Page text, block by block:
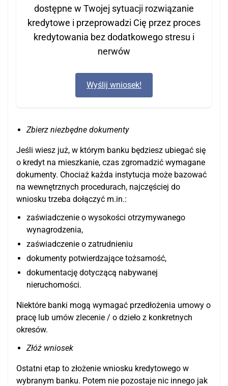
dostępne w Twojej sytuacji rozwiązanie
kredytowe i przeprowadzi Cię przez proces
kredytowania bez dodatkowego stresu i
nerwów
Wyślij wniosek!
Zbierz niezbędne dokumenty
Jeśli wiesz już, w którym banku będziesz ubiegać się
o kredyt na mieszkanie, czas zgromadzić wymagane
dokumenty. Chociaż każda instytucja może bazować
na wewnętrznych procedurach, najczęściej do
wniosku trzeba dołączyć m.in.:
zaświadczenie o wysokości otrzymywanego
wynagrodzenia,
zaświadczenie o zatrudnieniu
dokumenty potwierdzające tożsamość,
dokumentację dotyczącą nabywanej
nieruchomości.
Niektóre banki mogą wymagać przedłożenia umowy o
pracę lub umów zlecenie / o dzieło z konkretnych
okresów.
Złóż wniosek
Ostatni etap to złożenie wniosku kredytowego w
wybranym banku. Potem nie pozostaje nic innego jak